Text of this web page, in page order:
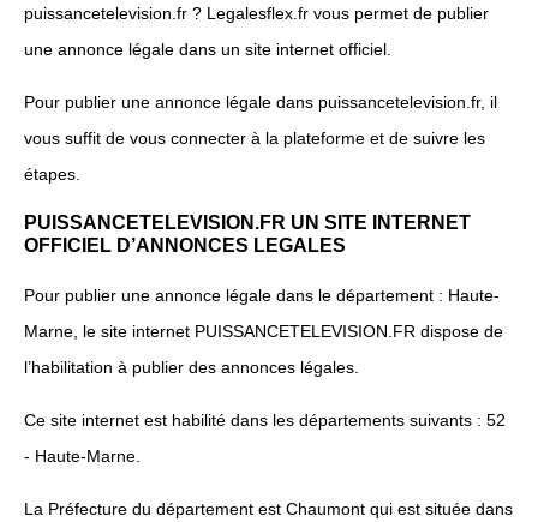
puissancetelevision.fr ? Legalesflex.fr vous permet de publier
une annonce légale dans un site internet officiel.
Pour publier une annonce légale dans puissancetelevision.fr, il
vous suffit de vous connecter à la plateforme et de suivre les
étapes.
PUISSANCETELEVISION.FR UN SITE INTERNET
OFFICIEL D’ANNONCES LEGALES
Pour publier une annonce légale dans le département : Haute-
Marne, le site internet PUISSANCETELEVISION.FR dispose de
l’habilitation à publier des annonces légales.
Ce site internet est habilité dans les départements suivants : 52
- Haute-Marne.
La Préfecture du département est Chaumont qui est située dans